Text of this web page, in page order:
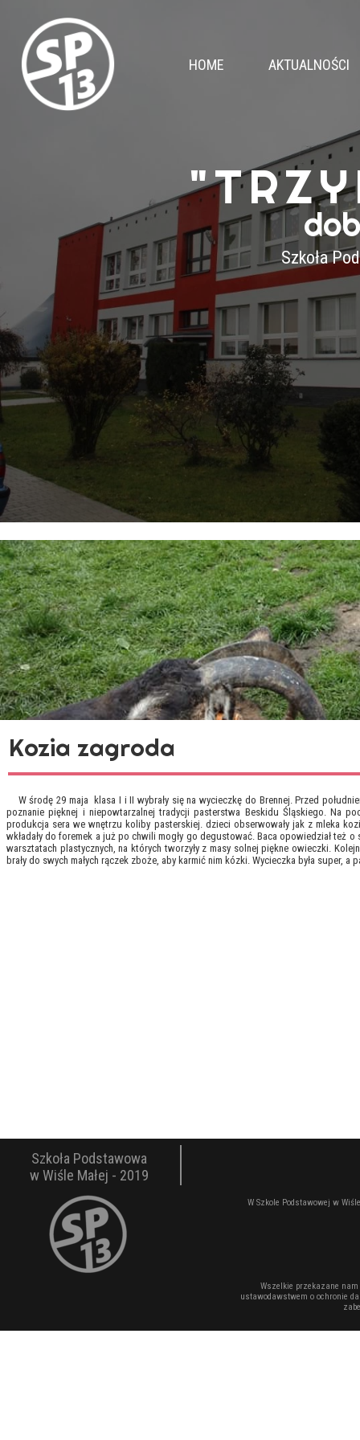
HOME AKTUALNOŚCI
Szkoła
W środę 29 maja klasa I i II wybrały się na wycieczkę do Brennej. Przed
poznanie pięknej i niepowtarzalnej tradycji pasterstwa Beskidu Śląskiego. Na
produkcja sera we wnętrzu koliby pasterskiej. dzieci obserwowały jak z mleka
wkładały do foremek a już po chwili mogły go degustować. Baca opowiedział też
warsztatach plastycznych, na których tworzyły z masy solnej piękne owieczki.
brały do swych małych rączek zboże, aby karmić nim kózki. Wycieczka była
Kozia zagroda
W Szkole Podstawowej w
Wszelkie przekazane
ustawodawstwem o ochronie
Szkoła Podstawowa
w Wiśle Małej - 2019